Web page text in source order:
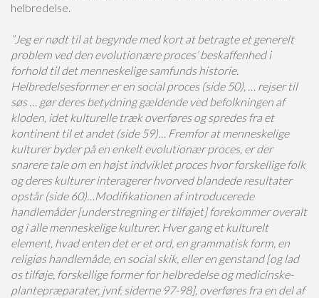
helbredelse.
”Jeg er nødt til at begynde med kort at betragte et generelt
problem ved den evolutionære proces’ beskaffenhed i
forhold til det menneskelige samfunds historie.
Helbredelsesformer er en social proces (side 50), … rejser til
søs … gør deres betydning gældende ved befolkningen af
kloden, idet kulturelle træk overføres og spredes fra et
kontinent til et andet (side 59)… Fremfor at menneskelige
kulturer byder på en enkelt evolutionær proces, er der
snarere tale om en højst indviklet proces hvor forskellige folk
og deres kulturer interagerer hvorved blandede resultater
opstår (side 60)…Modifikationen af introducerede
handlemåder [understregning er tilføjet] forekommer overalt
og i alle menneskelige kulturer. Hver gang et kulturelt
element, hvad enten det er et ord, en grammatisk form, en
religiøs handlemåde, en social skik, eller en genstand [og lad
os tilføje, forskellige former for helbredelse og medicinske-
plantepræparater, jvnf. siderne 97-98], overføres fra en del af